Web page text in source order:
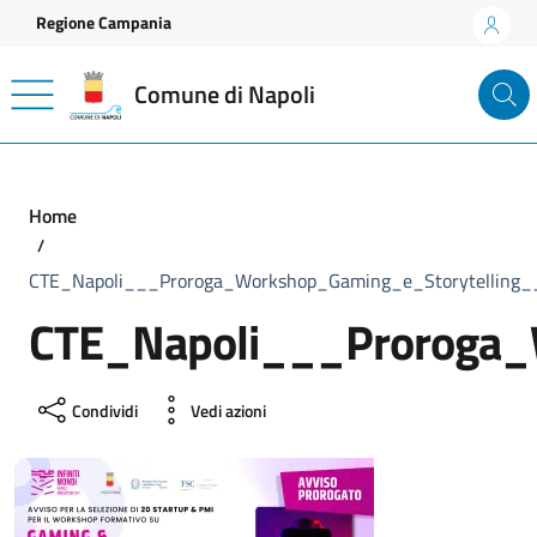
Vai ai contenuti
Vai al footer
Regione Campania
Comune di Napoli
Home
Condividi Vedi azioni